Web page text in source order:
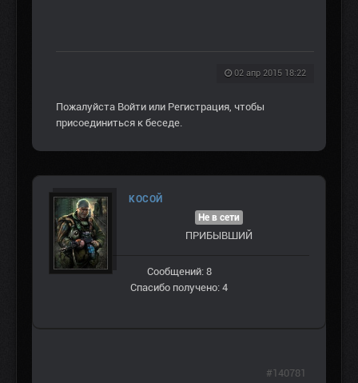
02 апр 2015 18:22
Пожалуйста Войти или Регистрация, чтобы
присоединиться к беседе.
КОСОЙ
Не в сети
ПРИБЫВШИЙ
Сообщений: 8
Спасибо получено: 4
#140781